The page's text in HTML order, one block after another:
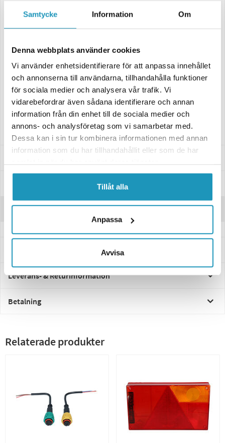
Samtycke Information Om
Denna webbplats använder cookies
Vi använder enhetsidentifierare för att anpassa innehållet
och annonserna till användarna, tillhandahålla funktioner
för sociala medier och analysera vår trafik. Vi
vidarebefordrar även sådana identifierare och annan
information från din enhet till de sociala medier och
annons- och analysföretag som vi samarbetar med.
Dessa kan i sin tur kombinera informationen med annan
information som du har tillhandahållit eller som de har
Tillåt alla
Anpassa
Avvisa
Fabrikat Aspöck
Blinkers
Broms
Bak
Skyltbelysning
Bredd 240 mm
Djup 52 mm
Recensioner
Leverans- & Returinformation
Betalning
Relaterade produkter